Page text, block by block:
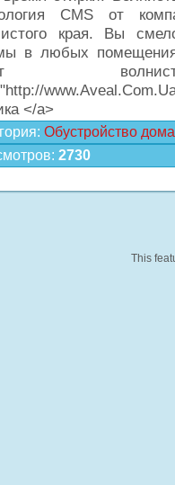
CMS от
края. Вы
в любых
</a>
: Обустройство дома
: 2730
This